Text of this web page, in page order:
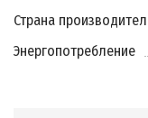
Страна
Энергопотребление